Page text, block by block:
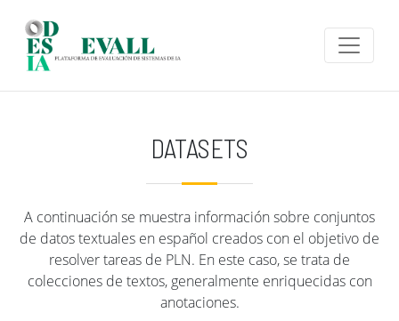
DATASETS
A continuación se muestra información sobre conjuntos
de datos textuales en español creados con el objetivo de
resolver tareas de PLN. En este caso, se trata de
colecciones de textos, generalmente enriquecidas con
anotaciones.